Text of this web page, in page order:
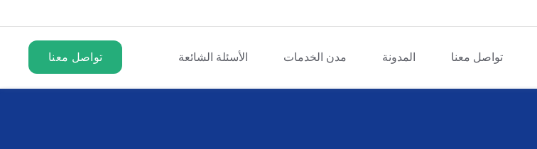
تواصل معنا المدونة مدن الخدمات الأسئلة الشائعة تواصل معنا